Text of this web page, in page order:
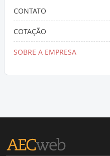
CONTATO
COTAÇÃO
SOBRE A EMPRESA